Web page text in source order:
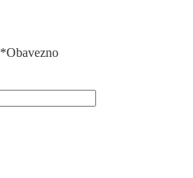
*Obavezno